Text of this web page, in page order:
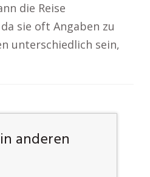
die Reise
sie oft Angaben zu
unterschiedlich sein,
anderen